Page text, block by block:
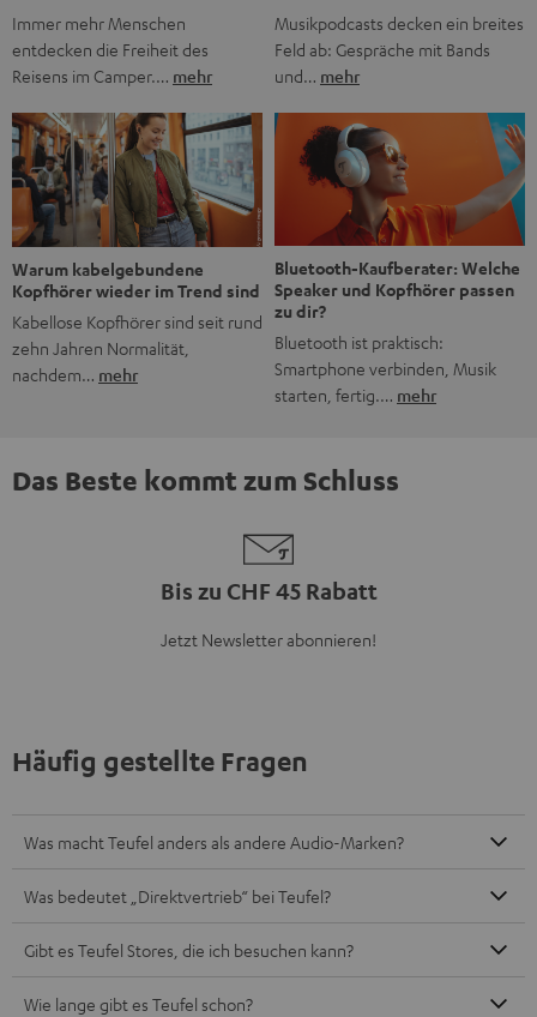
Immer mehr Menschen
entdecken die Freiheit des
Reisens im Camper.… mehr
Musikpodcasts decken ein breites
Feld ab: Gespräche mit Bands
und… mehr
Warum kabelgebundene
Kopfhörer wieder im Trend sind
Kabellose Kopfhörer sind seit rund
zehn Jahren Normalität,
nachdem… mehr
Bluetooth-Kaufberater: Welche
Speaker und Kopfhörer passen
zu dir?
Bluetooth ist praktisch:
Smartphone verbinden, Musik
starten, fertig.… mehr
Das Beste kommt zum Schluss
Bis zu CHF 45 Rabatt
Jetzt Newsletter abonnieren!
Häufig gestellte Fragen
Was macht Teufel anders als andere Audio-Marken?
Was bedeutet „Direktvertrieb“ bei Teufel?
Gibt es Teufel Stores, die ich besuchen kann?
Wie lange gibt es Teufel schon?